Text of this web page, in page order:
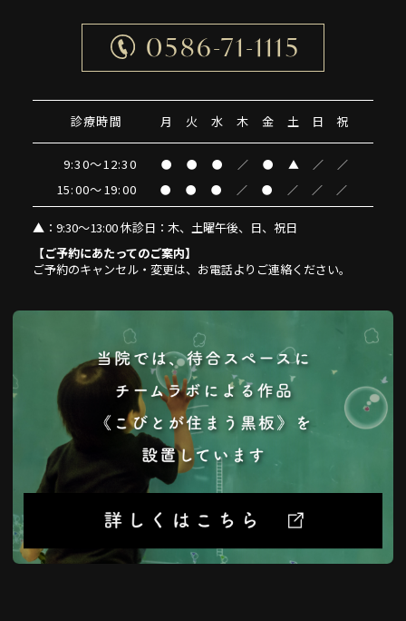
0586-71-1115
診療時間 月 火 水 木 金 土 日 祝
9:30～12:30 ● ● ● ／ ● ▲ ／ ／
15:00～19:00 ● ● ● ／ ● ／ ／ ／
▲：9:30～13:00 休診日：木、土曜午後、日、祝日
【ご予約にあたってのご案内】
ご予約のキャンセル・変更は、お電話よりご連絡ください。